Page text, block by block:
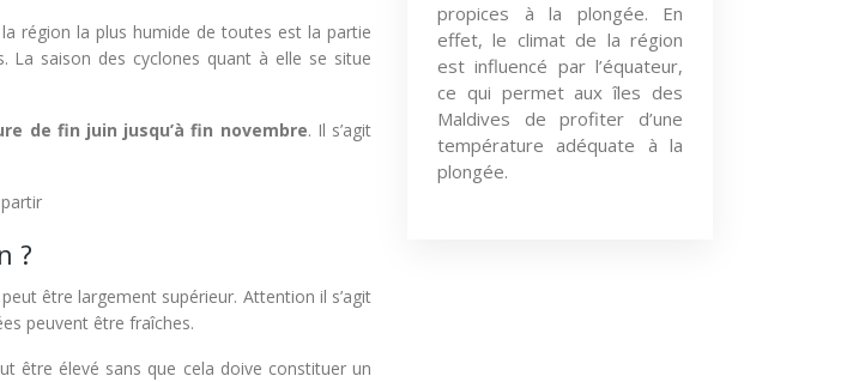
région la plus humide de toutes est la partie
La saison des cyclones quant à elle se situe
de fin juin jusqu’à fin novembre. Il s’agit
?
être largement supérieur. Attention il s’agit
peuvent être fraîches.
être élevé sans que cela doive constituer un
propices à la plongée. En
effet, le climat de la région
est influencé par l’équateur,
ce qui permet aux îles des
Maldives de profiter d’une
température adéquate à la
plongée.